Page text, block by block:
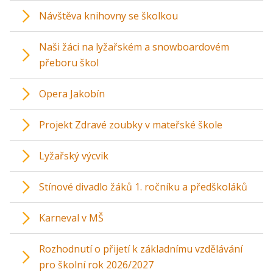
Návštěva knihovny se školkou
Naši žáci na lyžařském a snowboardovém
přeboru škol
Opera Jakobín
Projekt Zdravé zoubky v mateřské škole
Lyžařský výcvik
Stínové divadlo žáků 1. ročníku a předškoláků
Karneval v MŠ
Rozhodnutí o přijetí k základnímu vzdělávání
pro školní rok 2026/2027